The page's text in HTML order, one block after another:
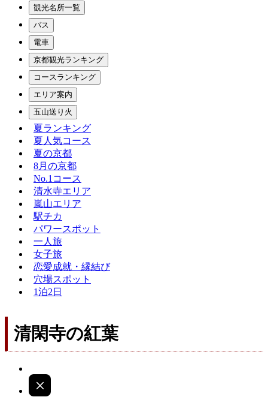
観光名所一覧
バス
電車
京都観光ランキング
コースランキング
エリア案内
五山送り火
夏ランキング
夏人気コース
夏の京都
8月の京都
No.1コース
清水寺エリア
嵐山エリア
駅チカ
パワースポット
一人旅
女子旅
恋愛成就・縁結び
穴場スポット
1泊2日
清閑寺の紅葉